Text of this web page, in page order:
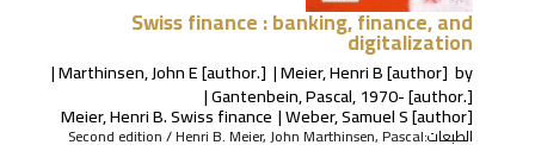
Swiss finance : banking, finance, and
digitalization
by
Meier, Henri B[author]
Marthinsen, John E[author.]
Gantenbein, Pascal, 1970-[author.]
Weber, Samuel S[author]
Meier, Henri B. Swiss finance
الطبعات:Second edition / Henri B. Meier, John Marthinsen, Pascal